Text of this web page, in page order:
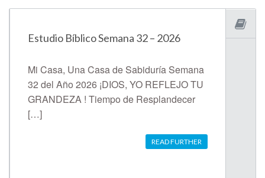
Estudio Bíblico Semana 32 – 2026
Mi Casa, Una Casa de Sabiduría Semana
32 del Año 2026 ¡DIOS, YO REFLEJO TU
GRANDEZA ! Tiempo de Resplandecer
[…]
READ FURTHER